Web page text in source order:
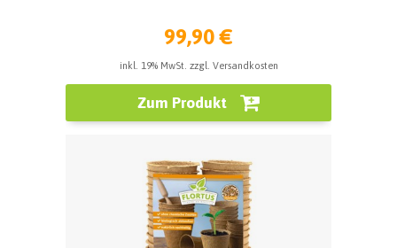
99,90 €
inkl. 19% MwSt. zzgl. Versandkosten
Zum Produkt